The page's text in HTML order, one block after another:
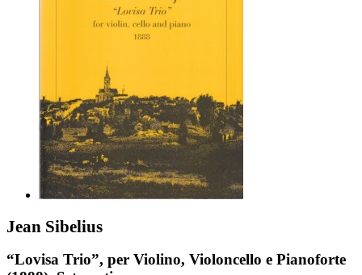
Jean Sibelius
“Lovisa Trio”, per Violino, Violoncello e Pianoforte